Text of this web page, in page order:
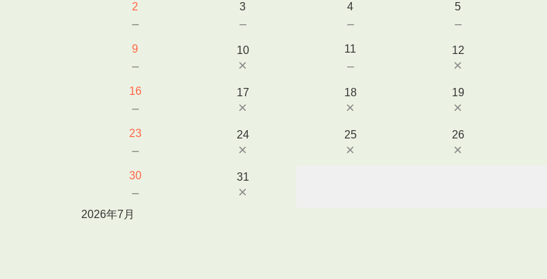
2
－
3
－
4
－
5
－
9
－
10
×
11
－
12
×
16
－
17
×
18
×
19
×
23
－
24
×
25
×
26
×
30
－
31
×
2026年7月